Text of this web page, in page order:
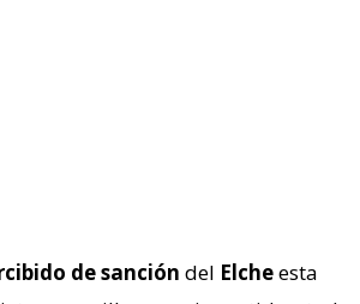
de sanción del Elcheesta